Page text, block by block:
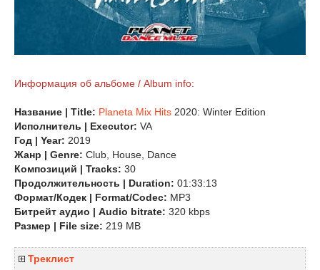
Информация об альбоме / Album info:
Название | Title: Planeta Mix Hits 2020: Winter Edition
Исполнитель | Executor: VA
Год | Year: 2019
Жанр | Genre: Club, House, Dance
Композиций | Tracks: 30
Продолжительность | Duration: 01:33:13
Формат/Кодек | Format/Codec: MP3
Битрейт аудио | Audio bitrate: 320 kbps
Размер | File size: 219 MB
Треклист